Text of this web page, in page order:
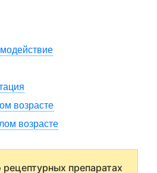
возрасте
возрасте
препаратах